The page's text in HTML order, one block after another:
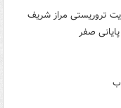
تروریستی مراز شریف
صفر